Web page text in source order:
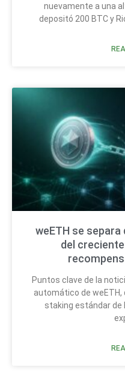
nuevamente a una
depositó 200 BTC y
weETH se
del
Puntos clave de la
automático de weETH,
staking estándar de